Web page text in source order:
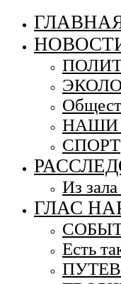
НАШИ
СПОРТ
Из зала
ГЛАС
Есть